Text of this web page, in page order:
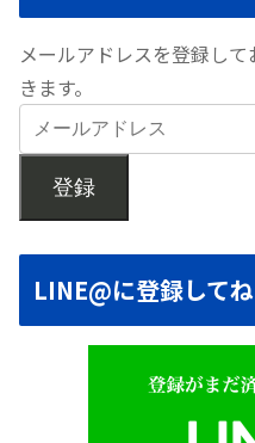
メールアドレスを登録し
きます。
登録
LINE@に登録してね